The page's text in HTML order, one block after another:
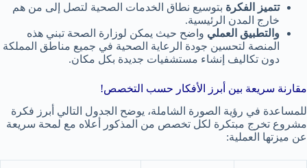
تتميز الفكرة بتوسيع نطاق الخدمات الصحية لتصل إلى من هم
خارج المدن الرئيسية.
والتطبيق العملي واضح حيث يمكن لوزارة الصحة تبني هذه
المنصة لتحسين جودة الرعاية الصحية في جميع مناطق المملكة
دون تكاليف إنشاء مستشفيات جديدة بكل مكان.
مقارنة سريعة بين أبرز الأفكار حسب التخصص!
للمساعدة في رؤية الصورة الشاملة، يوضح الجدول التالي أبرز فكرة
مشروع تخرج مبتكرة لكل تخصص من المذكور أعلاه مع لمحة سريعة
عن ميزتها العملية: